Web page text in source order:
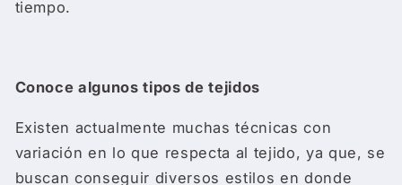
tiempo.
Conoce algunos tipos de tejidos
Existen actualmente muchas técnicas con
variación en lo que respecta al tejido, ya que, se
buscan conseguir diversos estilos en donde